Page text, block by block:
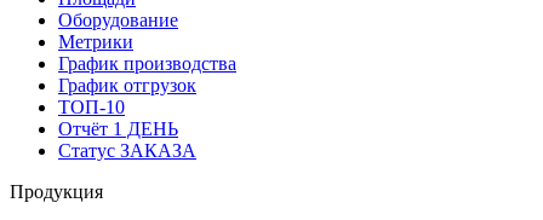
Оборудование
Метрики
График производства
График отгрузок
ТОП-10
Отчёт 1 ДЕНЬ
Статус ЗАКАЗА
Продукция